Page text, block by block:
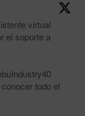
virtual
el soporte a
todo el